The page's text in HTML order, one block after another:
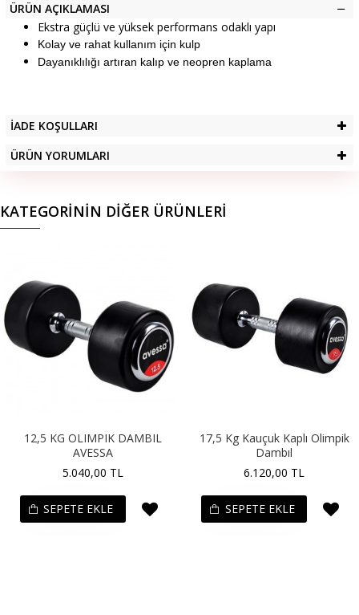
ÜRÜN AÇIKLAMASI
Ekstra güçlü ve yüksek performans odaklı yapı
Kolay ve rahat kullanım için kulp
Dayanıklılığı artıran kalıp ve neopren kaplama
İADE KOŞULLARI
ÜRÜN YORUMLARI
KATEGORININ DIĞER ÜRÜNLERI
12,5 KG OLIMPIK DAMBIL
AVESSA
5.040,00 TL
SEPETE EKLE
17,5 Kg Kauçuk Kaplı Olimpik
Dambıl
6.120,00 TL
SEPETE EKLE